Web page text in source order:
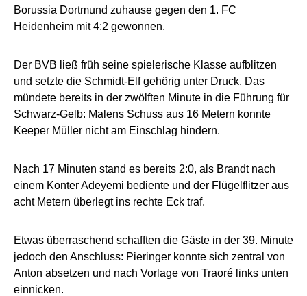
Borussia Dortmund zuhause gegen den 1. FC
Heidenheim mit 4:2 gewonnen.
Der BVB ließ früh seine spielerische Klasse aufblitzen
und setzte die Schmidt-Elf gehörig unter Druck. Das
mündete bereits in der zwölften Minute in die Führung für
Schwarz-Gelb: Malens Schuss aus 16 Metern konnte
Keeper Müller nicht am Einschlag hindern.
Nach 17 Minuten stand es bereits 2:0, als Brandt nach
einem Konter Adeyemi bediente und der Flügelflitzer aus
acht Metern überlegt ins rechte Eck traf.
Etwas überraschend schafften die Gäste in der 39. Minute
jedoch den Anschluss: Pieringer konnte sich zentral von
Anton absetzen und nach Vorlage von Traoré links unten
einnicken.